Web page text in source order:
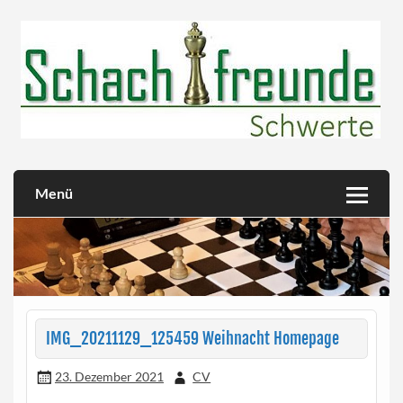
Menü
IMG_20211129_125459 Weihnacht Homepage
23. Dezember 2021 CV